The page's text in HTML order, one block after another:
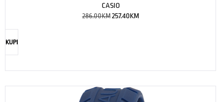
CASIO
286.00KM 257.40KM
KUPI